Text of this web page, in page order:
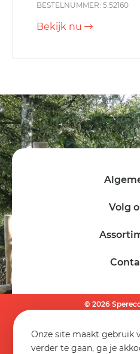
Onze site maakt gebruik
verder te gaan, ga je
BESTELNUMMER: 5.52160
Bekijk nu
Volg
© 2026